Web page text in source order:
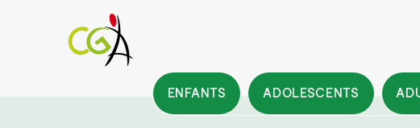
ENFANTS
ADOLESCENTS